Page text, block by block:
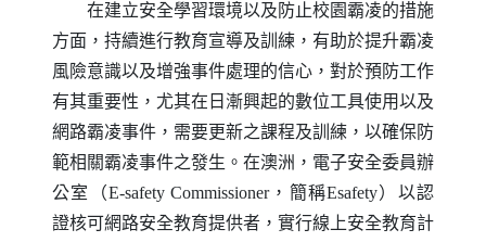
在建立安全學習環境以及防止校園霸凌的措施
方面，持續進行教育宣導及訓練，有助於提升霸凌
風險意識以及增強事件處理的信心，對於預防工作
有其重要性，尤其在日漸興起的數位工具使用以及
網路霸凌事件，需要更新之課程及訓練，以確保防
範相關霸凌事件之發生。在澳洲，電子安全委員辦
公室（E-safety Commissioner，簡稱Esafety）以認
證核可網路安全教育提供者，實行線上安全教育計